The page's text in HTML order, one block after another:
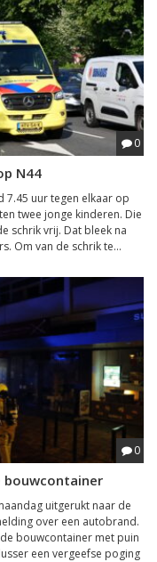
0
N44
uur tegen elkaar op
twee jonge kinderen. Die
schrik vrij. Dat bleek na
Om van de schrik te...
0
bouwcontainer
uitgerukt naar de
over een autobrand.
bouwcontainer met puin
een vergeefse poging